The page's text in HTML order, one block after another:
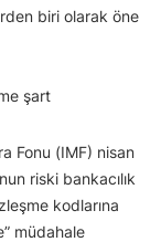
biri olarak öne
şart
Fonu (IMF) nisan
riski bankacılık
kodlarına
müdahale